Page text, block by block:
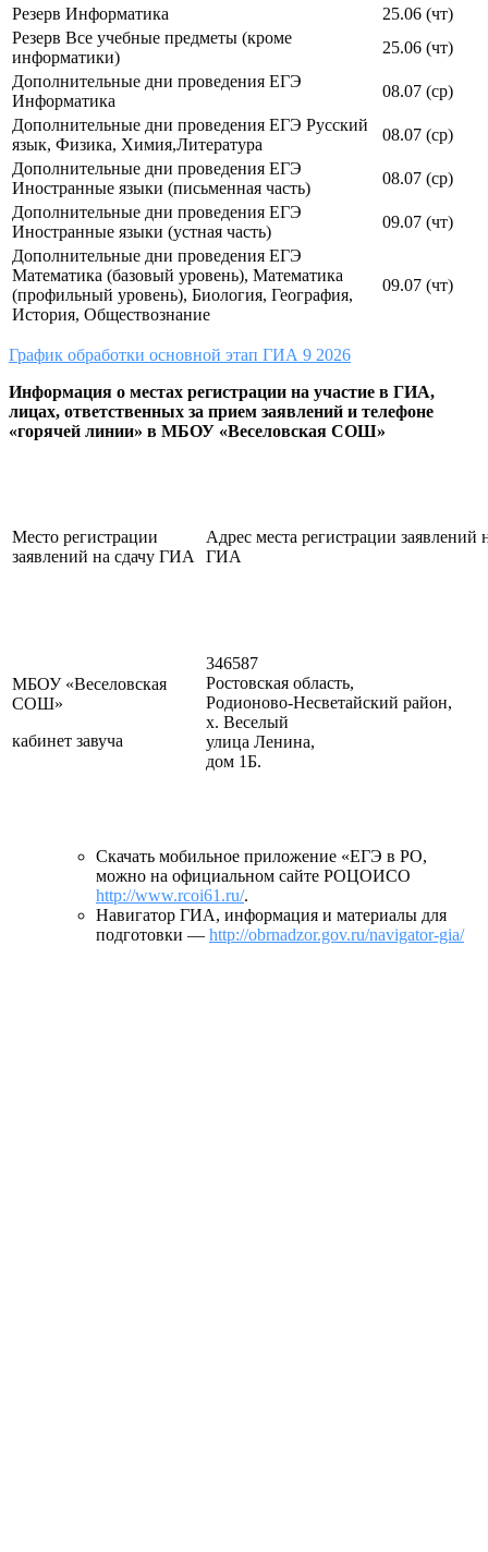
Резерв Информатика
25.06 (чт)
Резерв Все учебные предметы (кроме
информатики)
25.06 (чт)
Дополнительные дни проведения ЕГЭ
Информатика
08.07 (ср)
Дополнительные дни проведения ЕГЭ Русский
язык, Физика, Химия,Литература
08.07 (ср)
Дополнительные дни проведения ЕГЭ
Иностранные языки (письменная часть)
08.07 (ср)
Дополнительные дни проведения ЕГЭ
Иностранные языки (устная часть)
09.07 (чт)
Дополнительные дни проведения ЕГЭ
Математика (базовый уровень), Математика
(профильный уровень), Биология, География,
История, Обществознание
09.07 (чт)
График обработки основной этап ГИА 9 2026
Информация о местах регистрации на участие в ГИА,
лицах, ответственных за прием заявлений и телефоне
«горячей линии» в МБОУ «Веселовская СОШ»
Место регистрации
заявлений на сдачу ГИА
Адрес места регистрации заявлений
ГИА
МБОУ «Веселовская
СОШ»
кабинет завуча
346587
Ростовская область,
Родионово-Несветайский район,
х. Веселый
улица Ленина,
дом 1Б.
Скачать мобильное приложение «ЕГЭ в РО,
можно на официальном сайте РОЦОИСО
http://www.rcoi61.ru/.
Навигатор ГИА, информация и материалы для
подготовки — http://obrnadzor.gov.ru/navigator-gia/